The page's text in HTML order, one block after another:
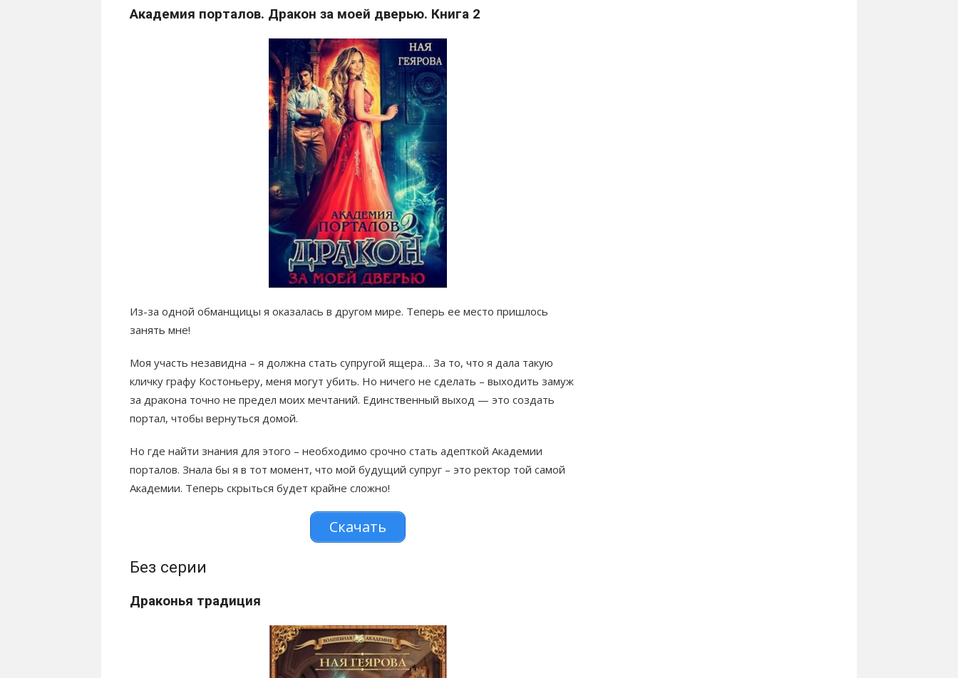
Академия порталов. Дракон за моей дверью. Книга 2
Из-за одной обманщицы я оказалась в другом мире. Теперь ее место пришлось
занять мне!
Моя участь незавидна – я должна стать супругой ящера… За то, что я дала такую
кличку графу Костоньеру, меня могут убить. Но ничего не сделать – выходить замуж
за дракона точно не предел моих мечтаний. Единственный выход — это создать
портал, чтобы вернуться домой.
Но где найти знания для этого – необходимо срочно стать адепткой Академии
порталов. Знала бы я в тот момент, что мой будущий супруг – это ректор той самой
Академии. Теперь скрыться будет крайне сложно!
Скачать
Без серии
Драконья традиция